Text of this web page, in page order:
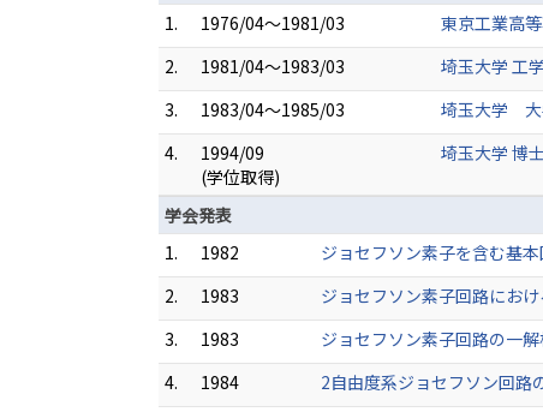
1.
1976/04～1981/03
東京工業高
2.
1981/04～1983/03
埼玉大学 工
3.
1983/04～1985/03
埼玉大学 大
4.
1994/09
(学位取得)
埼玉大学 博
学会発表
1.
1982
ジョセフソン素子を含む基
2.
1983
ジョセフソン素子回路にお
3.
1983
ジョセフソン素子回路の一
4.
1984
2自由度系ジョセフソン回路